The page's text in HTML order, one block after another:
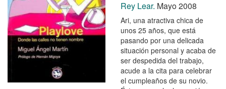
Rey Lear. Mayo 2008
Ari, una atractiva chica de
unos 25 años, que está
pasando por una delicada
situación personal y acaba de
ser despedida del trabajo,
acude a la cita para celebrar
el cumpleaños de su novio.